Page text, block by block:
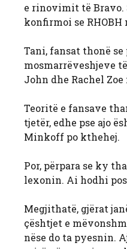
e rinovimit të Bravo.
konfirmoi se
Tani, fansat thonë
mosmarrëveshjeve
John dhe Rachel
Teoritë e fansave
tjetër, edhe pse ajo
Minkoff po kthehej.
Por, përpara se ky
lexonin. Ai hodhi
Megjithatë, gjërat
çështjet e
nëse do ta pyesnin.